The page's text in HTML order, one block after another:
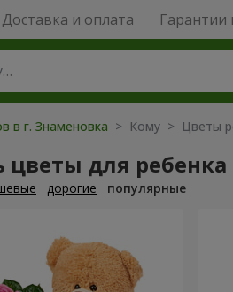
Доставка и оплата Гарантии
в г. Знаменовка > Кому > Цветы
цветы для ребенка
дорогие популярные